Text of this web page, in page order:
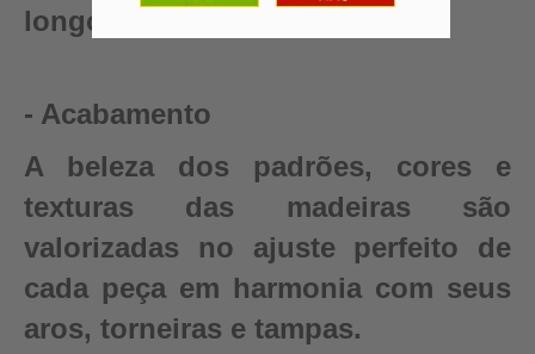
longo período de uso.
- Acabamento
A beleza dos padrões, cores e
texturas das madeiras são
valorizadas no ajuste perfeito de
cada peça em harmonia com seus
aros, torneiras e tampas.